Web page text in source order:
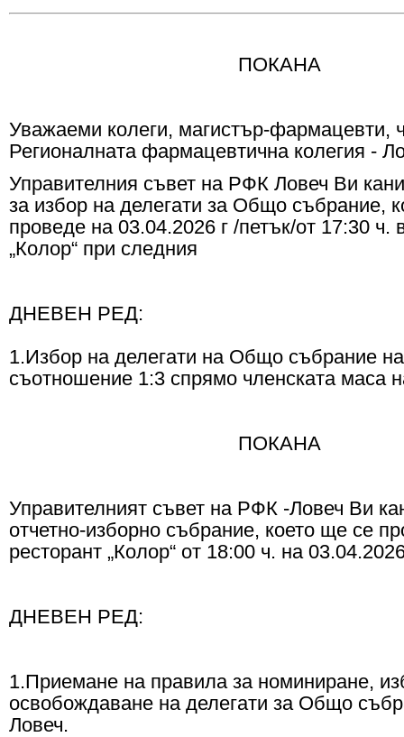
ПОКАНА
Уважаеми колеги, магистър-фармацевти,
Регионалната фармацевтична колегия -
Управителния съвет на РФК Ловеч Ви
за избор на делегати за Общо събрание,
проведе на 03.04.2026 г /петък/от 17:30 ч.
„Колор“ при следния
ДНЕВЕН РЕД:
1.Избор на делегати на Общо събрание
съотношение 1:3 спрямо членската маса
ПОКАНА
Управителният съвет на РФК -Ловеч Ви
отчетно-изборно събрание, което ще се
ресторант „Колор“ от 18:00 ч. на
ДНЕВЕН РЕД:
1.Приемане на правила за номиниране,
освобождаване на делегати за Общо
Ловеч.